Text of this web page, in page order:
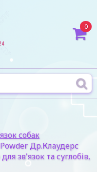
0
собак
Др.Клаудерс
зв'язок та суглобів,